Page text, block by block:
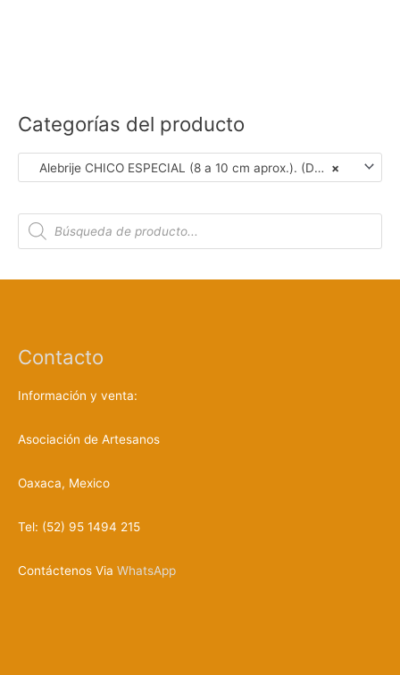
Categorías del producto
×
Alebrije CHICO ESPECIAL (8 a 10 cm aprox.). (Dar Clic en Foto para ver Detalles)
B
q
o
d
c
t
Contacto
Información y venta:
Asociación de Artesanos
Oaxaca, Mexico
Tel: (52) 95 1494 215
Contáctenos Via WhatsApp